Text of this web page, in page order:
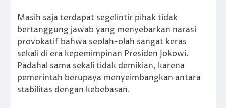
Masih saja terdapat segelintir pihak tidak
bertanggung jawab yang menyebarkan narasi
provokatif bahwa seolah-olah sangat keras
sekali di era kepemimpinan Presiden Jokowi.
Padahal sama sekali tidak demikian, karena
pemerintah berupaya menyeimbangkan antara
stabilitas dengan kebebasan.